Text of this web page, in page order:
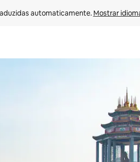
automaticamente. Mostrar